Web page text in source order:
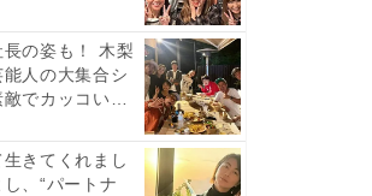
の姿も！ 木梨
人の大集合シ
敵でカッコい
生きてくれまし
、“パートナ